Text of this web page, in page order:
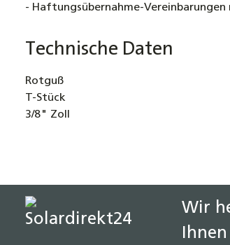
- Haftungsübernahme-Vereinbarungen
Technische Daten
Rotguß
T-Stück
3/8" Zoll
Wir
Ihnen